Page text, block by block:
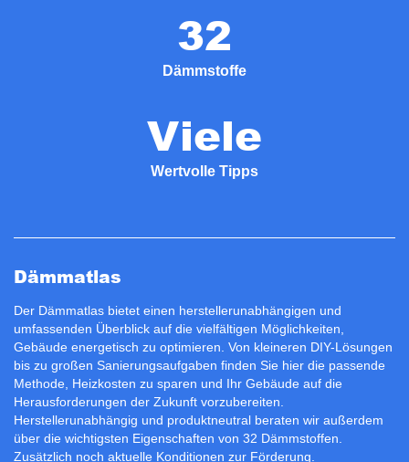
32
Dämmstoffe
Viele
Wertvolle Tipps
Dämmatlas
Der Dämmatlas bietet einen herstellerunabhängigen und
umfassenden Überblick auf die vielfältigen Möglichkeiten,
Gebäude energetisch zu optimieren. Von kleineren DIY-Lösungen
bis zu großen Sanierungsaufgaben finden Sie hier die passende
Methode, Heizkosten zu sparen und Ihr Gebäude auf die
Herausforderungen der Zukunft vorzubereiten.
Herstellerunabhängig und produktneutral beraten wir außerdem
über die wichtigsten Eigenschaften von 32 Dämmstoffen.
Zusätzlich noch aktuelle Konditionen zur Förderung